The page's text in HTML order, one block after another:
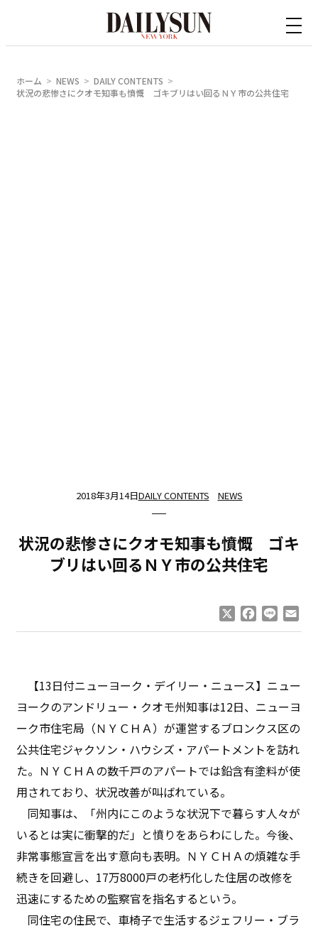
ホーム NEWS
DAILY CONTENTS
状況の悲惨さにクオモ知事も憤慨 ゴキブリはい回るＮＹ市の公共住宅
2018年3月14日DAILY CONTENTS NEWS
状況の悲惨さにクオモ知事も憤慨 ゴキ
ブリはい回るＮＹ市の公共住宅
Facebook
Line
【13日付ニューヨーク・デイリー・ニュース】ニュー
ヨークのアンドリュー・クオモ州知事は12日、ニューヨ
ーク市住宅局（ＮＹＣＨＡ）が運営するブロンクス区の
公共住宅ジャクソン・ハウシズ・アパートメントを訪れ
た。ＮＹＣＨＡの数千戸のアパートでは鉛含有塗料が使
用されており、状況改善が叫ばれている。
同知事は、「州内にこのような状況下で暮らす人々が
いるとは実に衝撃的だ」と憤りをあらわにした。今後、
非常事態宣言を出す意向も表明。ＮＹＣＨＡの煩雑な手
続きを回避し、17万8000戸の老朽化した住居の改修を
迅速にするための監察官を指名するという。
同住宅の住民で、車椅子で生活するジェフリー・ブラ